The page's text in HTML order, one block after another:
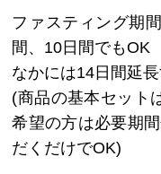
ファスティング期
間、10日間でもOK
なかには14日間延長
(商品の基本セット
希望の方は必要期
だくだけでOK)